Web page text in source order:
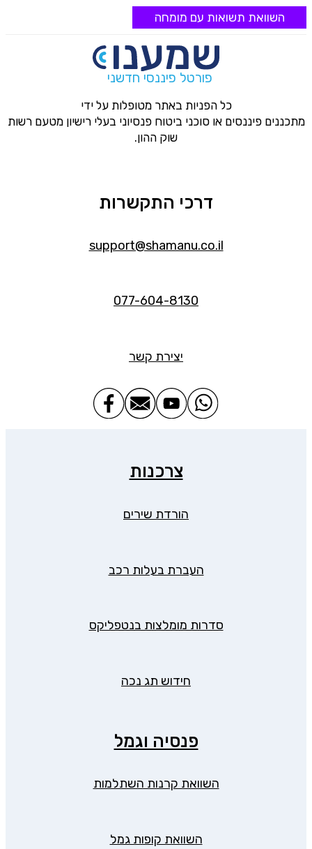
השוואת תשואות עם מומחה
פורטל פיננסי חדשני
כל הפניות באתר מטופלות על ידי
מתכננים פיננסים או סוכני ביטוח פנסיוני בעלי רישיון מטעם רשות
שוק ההון.
דרכי התקשרות
support@shamanu.co.il
077-604-8130
יצירת קשר
צרכנות
הורדת שירים
העברת בעלות רכב
סדרות מומלצות בנטפליקס
חידוש תג נכה
פנסיה וגמל
השוואת קרנות השתלמות
השוואת קופות גמל